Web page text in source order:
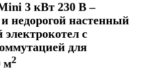
3 кВт 230 В –
недорогой настенный
с
для
м2